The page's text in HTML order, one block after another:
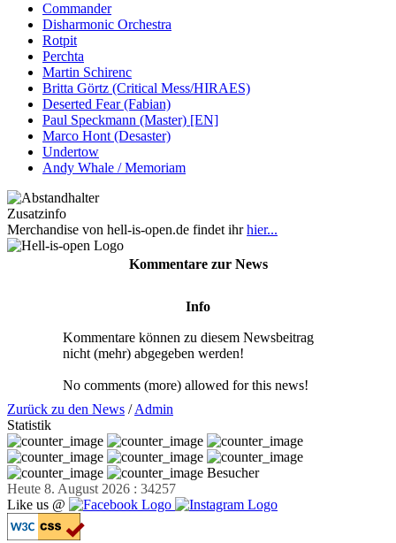
Commander
Disharmonic Orchestra
Rotpit
Perchta
Martin Schirenc
Britta Görtz (Critical Mess/HIRAES)
Deserted Fear (Fabian)
Paul Speckmann (Master) [EN]
Marco Hont (Desaster)
Undertow
Andy Whale / Memoriam
Zusatzinfo
Merchandise von hell-is-open.de findet ihrhier...
Kommentare zur News
Info
Kommentare können zu diesem Newsbeitrag
nicht (mehr) abgegeben werden!
No comments (more) allowed for this news!
Zurück zu den News /Admin
Statistik
Besucher
Heute 8. August 2026 : 34257
Like us @